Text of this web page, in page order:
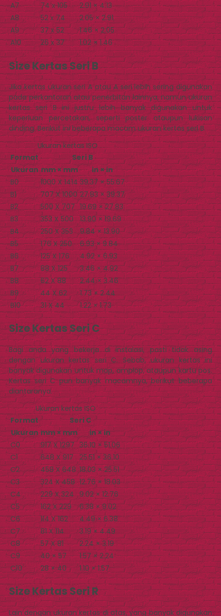
A7
74 x 105
2.91 × 4.13
A8
52 x 74
2.05 × 2.91
A9
37 x 52
1.46 × 2.05
A10
26 x 37 1.02 × 1.46
Size Kertas Seri B
Jika kertas ukuran seri A atau A seri lebih sering digunakan
pada perkantoran atau penerbitan lainnya, namun ukuran
kertas seri B ini justru lebih banyak digunakan untuk
keperluan percetakan, seperti poster ataupun lukisan
dinding. Berikut ini beberapa macam ukuran kertas seri B.
Ukuran kertas ISO
Format
Seri B
Ukuran mm × mm
in × in
B0
1000 X 1414 39.37 × 55.67
B1
707 X 1000 27.83 × 39.37
B2
500 X 707 19.69 × 27.83
B3
353 X 500
13.90 × 19.69
B4
250 X 353
9.84 × 13.90
B5
176 X 250
6.93 × 9.84
B6
125 X 176
4.92 × 6.93
B7
88 X 125
3.46 × 4.92
B8
62 X 88
2.44 × 3.46
B9
44 X 62
1.73 × 2.44
B10
31 X 44 1.22 × 1.73
Size Kertas Seri C
Bagi anda yang bekerja di instalasi, pasti tidak asing
dengan ukuran kertas seri C. Sebab, ukuran kertas ini
banyak digunakan untuk map, amplop, ataupun kartu pos.
Kertas seri C pun banyak macamnya, berikut beberapa
diantaranya.
Ukuran kertas ISO
Format
Seri C
Ukuran mm × mm
in × in
C0
917 X 1297 36.10 × 51.06
C1
648 X 917 25.51 × 36.10
C2
458 X 648 18.03 × 25.51
C3
324 X 458 12.76 × 18.03
C4
229 X 324 9.02 × 12.76
C5
162 X 229
6.38 × 9.02
C6
114 X 162
4.49 × 6.38
C7
81 X 114
3.19 × 4.49
C8
57 X 81
2.24 × 3.19
C9
40 × 57
1.57 × 2.24
C10
28 × 40 1.10 × 1.57
Size Kertas Seri R
Lain dengan ukuran kertas di atas, yang banyak digunakan